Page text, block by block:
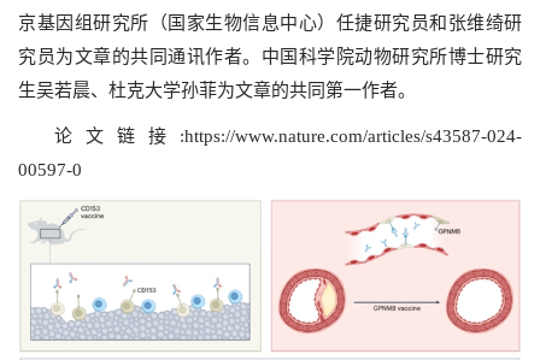
京基因组研究所（国家生物信息中心）任捷研究员和张维绮研
究员为文章的共同通讯作者。中国科学院动物研究所博士研究
生吴若晨、杜克大学孙菲为文章的共同第一作者。
论文链接:https://www.nature.com/articles/s43587-024-
00597-0